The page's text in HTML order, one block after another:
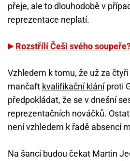
přeje, ale to dlouhodobě v
reprezentace neplatí.
Rozstřílí Češi svého
Vzhledem k tomu, že už za
mančaft kvalifikační kláníproti
předpokládat, že se v dnešní
reprezentačních nováčků.
není vzhledem k řadě absencí
Na šanci budou čekat Martin